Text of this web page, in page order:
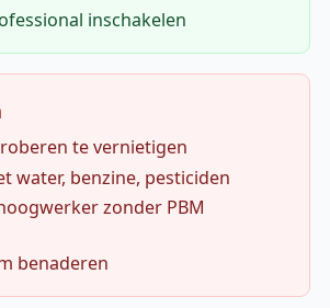
inschakelen
te vernietigen
water, benzine, pesticiden
zonder PBM
benaderen